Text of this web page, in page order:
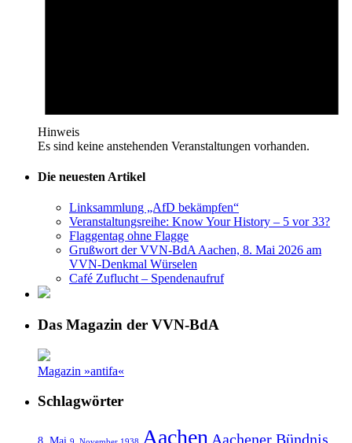
Hinweis
Es sind keine anstehenden Veranstaltungen vorhanden.
Die neuesten Artikel
Linksammlung „AfD bekämpfen“
Veranstaltungsreihe: Know Your History – 5 vor 33?
Flaggentag ohne Flagge
Grußwort der VVN-BdA Aachen, 8. Mai 2026 am
VVN-Denkmal Würselen
Café Zuflucht – Spendenaufruf
Das Magazin der VVN-BdA
Magazin »antifa«
Schlagwörter
Aachen Aachener Bündnis